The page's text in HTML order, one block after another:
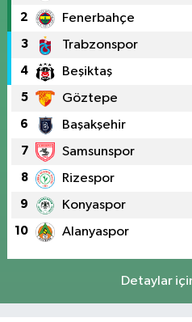
2 Fenerbahçe
3 Trabzonspor
4 Beşiktaş
5 Göztepe
6 Başakşehir
7 Samsunspor
8 Rizespor
9 Konyaspor
10 Alanyaspor
Detaylar